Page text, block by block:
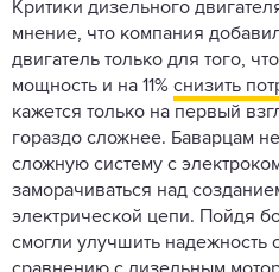
Критики дизельного
мнение, что компания
двигатель только для того,
мощность и на 11% снизить
кажется только на первый
гораздо сложнее. Баварцам
сложную систему с
заморачиваться над
электрической цепи. Пойдя
смогли улучшить надежность